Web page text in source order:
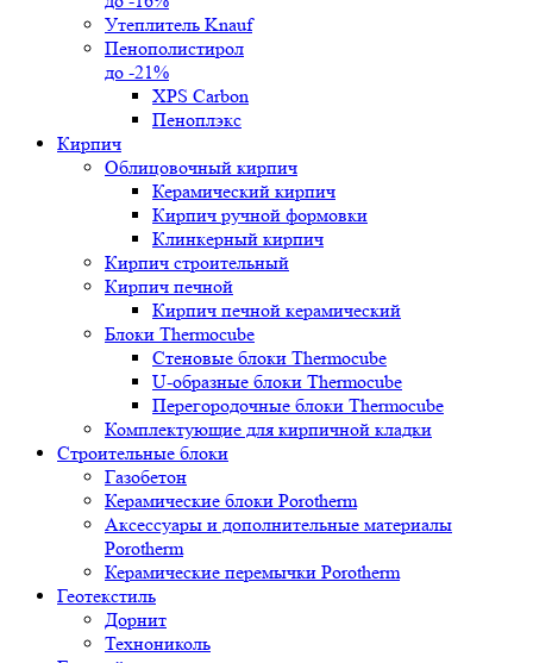
Утеплитель Knauf
Пенополистирол
до -21%
XPS Carbon
Пеноплэкс
Кирпич
Облицовочный кирпич
Керамический кирпич
Кирпич ручной формовки
Клинкерный кирпич
Кирпич строительный
Кирпич печной
Кирпич печной керамический
Блоки Thermocube
Стеновые блоки Thermocube
U-образные блоки Thermocube
Перегородочные блоки Thermocube
Комплектующие для кирпичной кладки
Строительные блоки
Газобетон
Керамические блоки Porotherm
Аксессуары и дополнительные материалы
Porotherm
Керамические перемычки Porotherm
Геотекстиль
Дорнит
Технониколь